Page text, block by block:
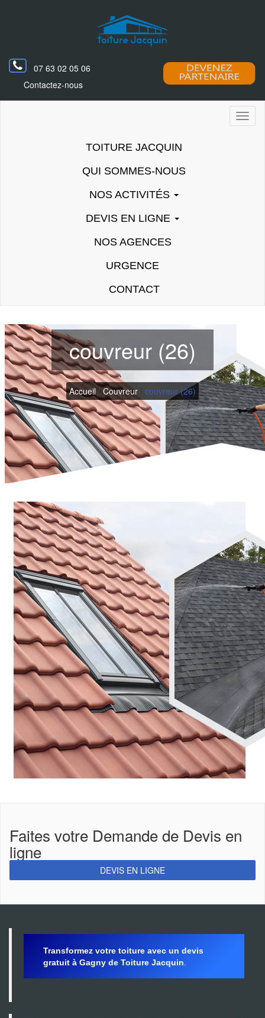
07 63 02 05 06
Contactez-nous
TOITURE JACQUIN
QUI SOMMES-NOUS
NOS ACTIVITÉS
DEVIS EN LIGNE
NOS AGENCES
URGENCE
CONTACT
couvreur (26)
Accueil /Couvreur couvreur (26)
Faites votre Demande de Devis en
ligne
DEVIS EN LIGNE
Transformez votre toiture avec un devis
gratuit à Gagny de Toiture Jacquin